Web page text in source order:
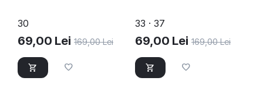
30
69,00 Lei 169,00 Lei
33 · 37
69,00 Lei 169,00 Lei